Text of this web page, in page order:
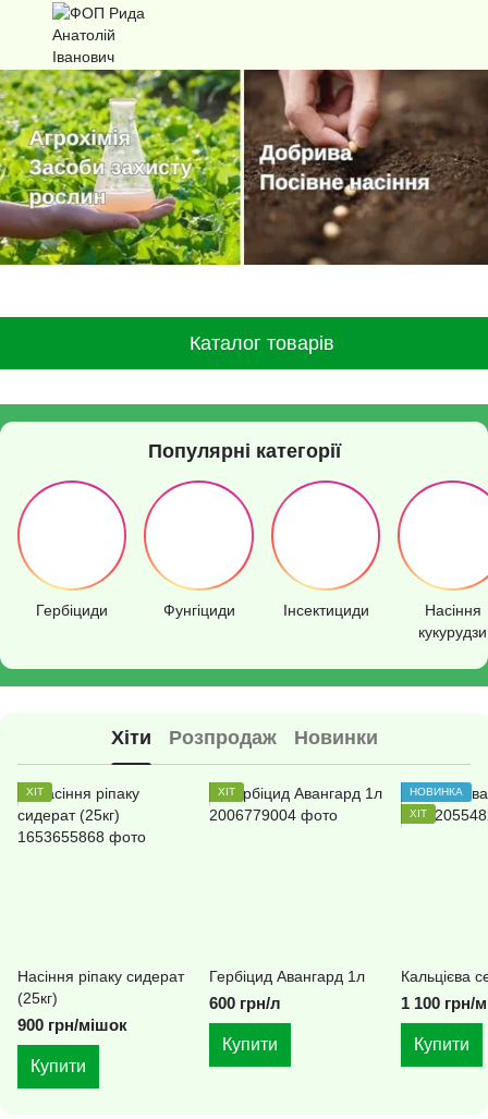
Каталог товарів
Популярні категорії
Гербіциди Фунгіциди Інсектициди
Насіння
кукурудзи
Хіти Розпродаж Новинки
ХІТ
Насіння ріпаку сидерат
(25кг)
900 грн/мішок
Купити
ХІТ
Гербіцид Авангард 1л
600 грн/л
Купити
НОВИНКА
ХІТ
Кальцієва
1 100 грн/
Купити